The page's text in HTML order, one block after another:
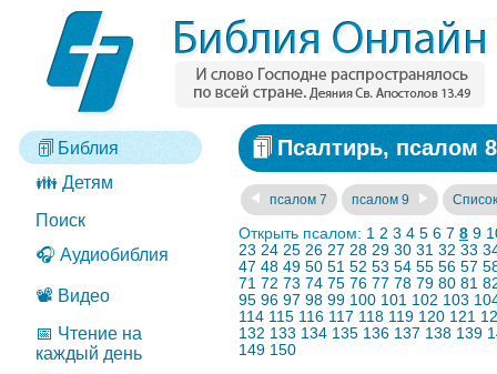
Библия
👪 Детям
Поиск
🎧 Аудиобиблия
📽️ Видео
📅 Чтение на
каждый день
Псалтирь, псалом 8
псалом 7 псалом 9
Открыть псалом: 1 2 3 4 5 6 7 8 9
23 24 25 26 27 28 29 30 31 32 33
47 48 49 50 51 52 53 54 55 56 57
71 72 73 74 75 76 77 78 79 80 81
95 96 97 98 99 100 101 102 103
114 115 116 117 118 119 120 121
132 133 134 135 136 137 138 139
149 150